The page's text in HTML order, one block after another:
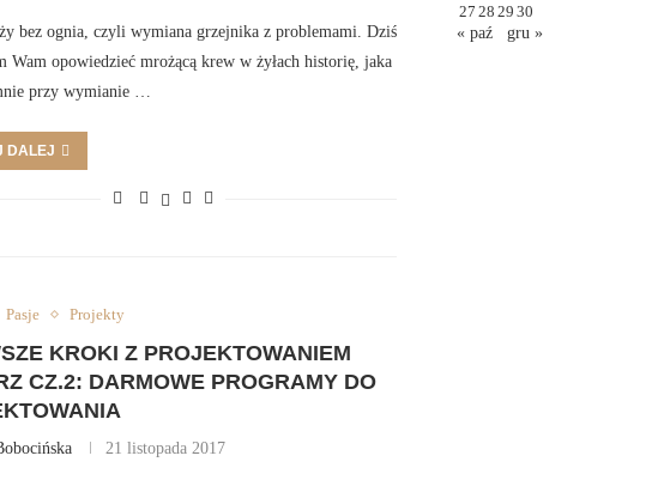
bez ognia, czyli wymiana grzejnika z problemami. Dziś
Wam opowiedzieć mrożącą krew w żyłach historię, jaka
przy wymianie …
DALEJ
Pasje Projekty
KROKI Z PROJEKTOWANIEM
CZ.2: DARMOWE PROGRAMY DO
21 listopada 2017
27 28 29 30
« paź
gru »